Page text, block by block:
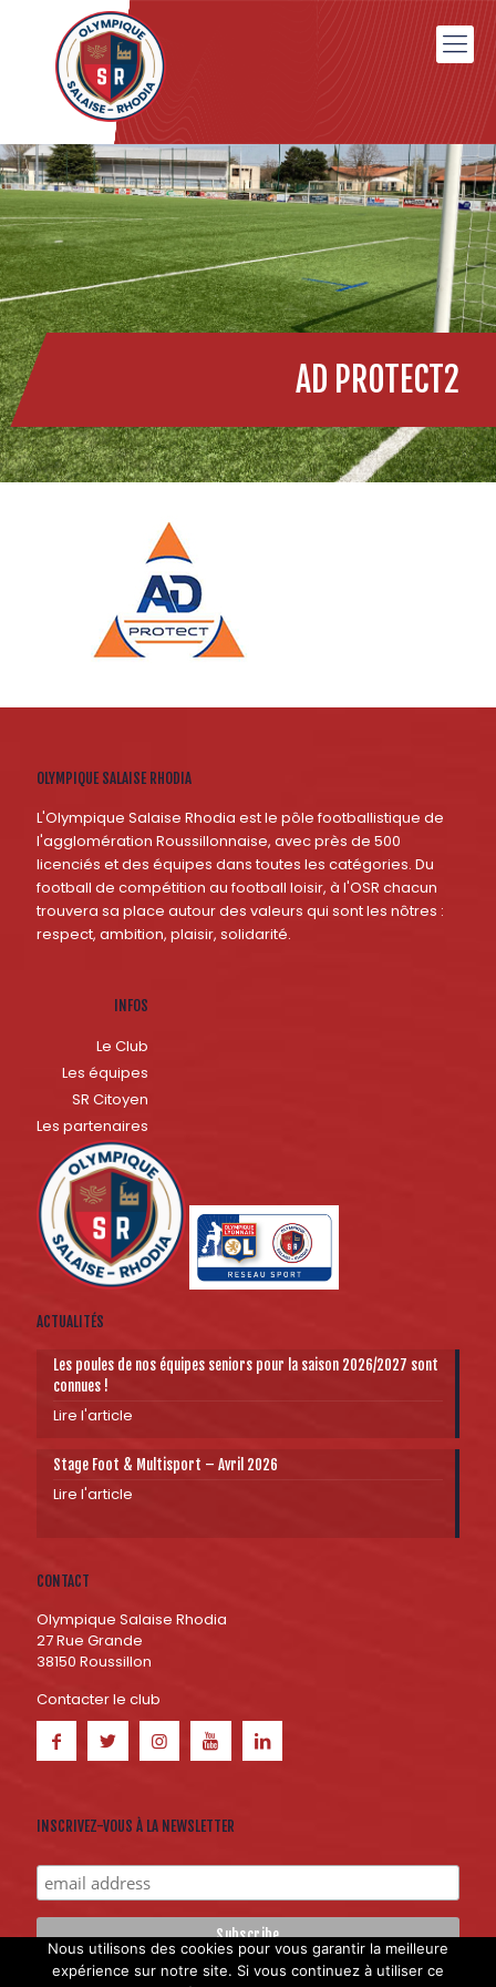
AD PROTECT2
OLYMPIQUE SALAISE RHODIA
L'Olympique Salaise Rhodia est le pôle footballistique de
l'agglomération Roussillonnaise, avec près de 500
licenciés et des équipes dans toutes les catégories. Du
football de compétition au football loisir, à l'OSR chacun
trouvera sa place autour des valeurs qui sont les nôtres :
respect, ambition, plaisir, solidarité.
INFOS
Le Club
Les équipes
SR Citoyen
Les partenaires
ACTUALITÉS
Les poules de nos équipes seniors pour la saison 2026/2027 sont
connues !
Lire l'article
Stage Foot & Multisport – Avril 2026
Lire l'article
CONTACT
Olympique Salaise Rhodia
27 Rue Grande
38150 Roussillon
Contacter le club
INSCRIVEZ-VOUS À LA NEWSLETTER
Nous utilisons des cookies pour vous garantir la meilleure
expérience sur notre site. Si vous continuez à utiliser ce